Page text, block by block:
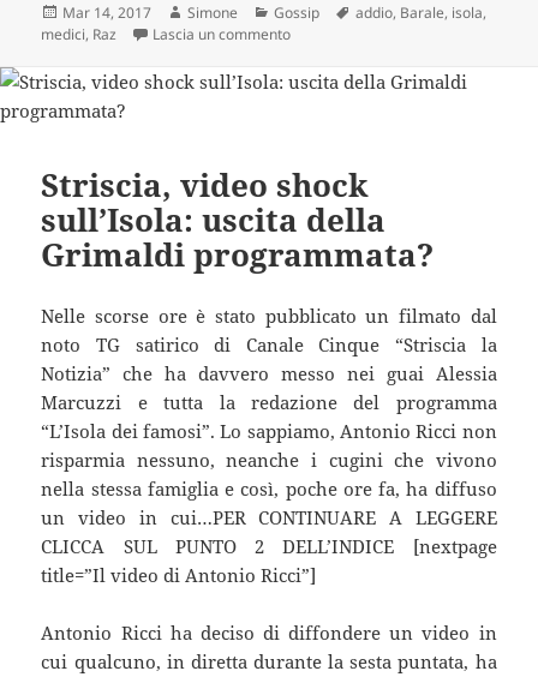
Scritto
il
Mar 14, 2017 Autore
Simone Categorie
Gossip Tag
addio, Barale, isola,
medici, Raz Lascia un commentosu Isola dei Famosi: Raz Degan
Striscia, video shock
sull’Isola: uscita della
Grimaldi programmata?
Nelle scorse ore è stato pubblicato un filmato dal
noto TG satirico di Canale Cinque “Striscia la
Notizia” che ha davvero messo nei guai Alessia
Marcuzzi e tutta la redazione del programma
“L’Isola dei famosi”. Lo sappiamo, Antonio Ricci non
risparmia nessuno, neanche i cugini che vivono
nella stessa famiglia e così, poche ore fa, ha diffuso
un video in cui…PER CONTINUARE A LEGGERE
CLICCA SUL PUNTO 2 DELL’INDICE [nextpage
title=”Il video di Antonio Ricci”]
Antonio Ricci ha deciso di diffondere un video in
cui qualcuno, in diretta durante la sesta puntata, ha